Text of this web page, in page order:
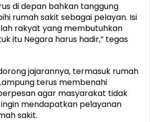
di depan bahkan tanggung
rumah sakit sebagai pelayan. Isi
rakyat yang membutuhkan
itu Negara harus hadir,” tegas
jajarannya, termasuk rumah
terus membenahi
agar masyarakat tidak
mendapatkan pelayanan
sakit.